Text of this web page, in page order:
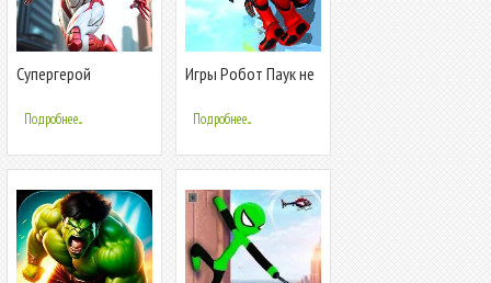
Супергерой
железные
Подробнее...
Игры Робот Паук не
Подробнее...